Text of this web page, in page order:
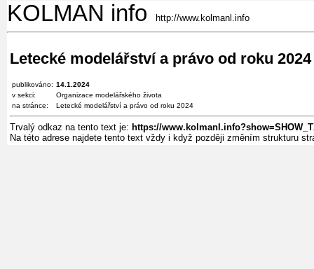
KOLMAN info http://www.kolmanl.info
Letecké modelářství a právo od roku 2024
publikováno: 14.1.2024
v sekci:
Organizace modelářského života
na stránce:
Letecké modelářství a právo od roku 2024
Trvalý odkaz na tento text je: https://
Na této adrese najdete tento text vždy i když později změním strukturu